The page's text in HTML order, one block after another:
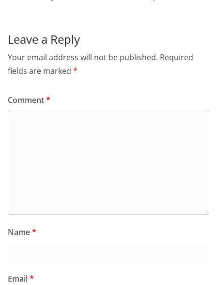
Leave a Reply
Your email address will not be published. Required
fields are marked *
Comment*
Name*
Email*